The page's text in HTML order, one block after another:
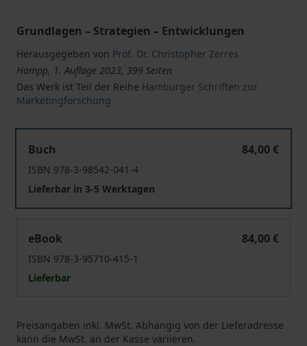
Grundlagen – Strategien – Entwicklungen
Herausgegeben von Prof. Dr. Christopher Zerres
Hampp, 1. Auflage 2023, 399 Seiten
Das Werk ist Teil der Reihe Hamburger Schriften zur
Marketingforschung
Buch
84,00 €
ISBN 978-3-98542-041-4
Lieferbar in 3-5 Werktagen
eBook
84,00 €
ISBN 978-3-95710-415-1
Lieferbar
Preisangaben inkl. MwSt. Abhängig von der Lieferadresse
kann die MwSt. an der Kasse variieren.